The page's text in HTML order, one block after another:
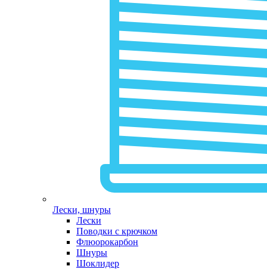
Лески, шнуры
Лески
Поводки с крючком
Флюорокарбон
Шнуры
Шоклидер